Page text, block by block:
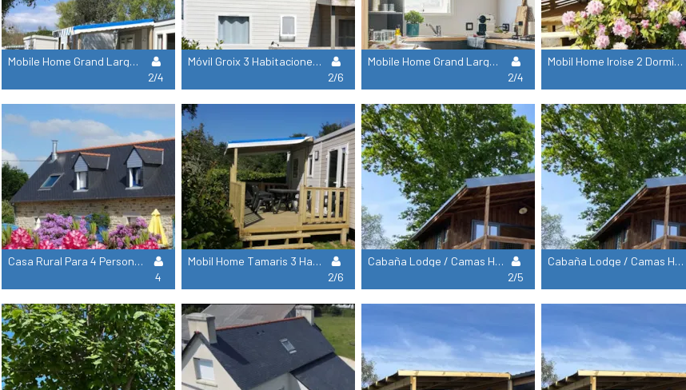
Mobile Home Grand Large 2 Bedrooms - 30 M²
2/4
Móvil Groix 3 Habitaciones - 32 M²
2/6
Mobile Home Grand Large 2 Bedrooms - 30 M² (Sunday)
2/4
Mobil Home Iroise 2 Dormitorios - 2 Baños - 34 M²
Casa Rural Para 4 Personas
4
Mobil Home Tamaris 3 Habitaciones - 32 M²
2/6
Cabaña Lodge / Camas Hechas Y Toallas Proporcionadas - 2 Habitaciones 27M²
2/5
Cabaña Lodge / Camas Hechas Y Toallas Proporcionadas - 2 Habitaciones 27M²